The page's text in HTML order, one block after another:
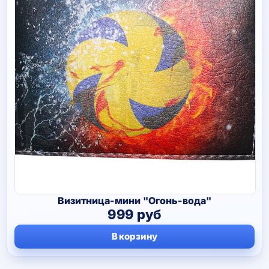
Визитница-мини "Огонь-вода"
999 руб
В корзину